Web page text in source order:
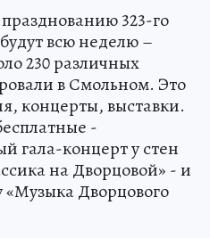
323-го
всю неделю –
230 различных
в Смольном. Это
концерты, выставки.
-
гала-концерт у стен
на Дворцовой» - и
Дворцового